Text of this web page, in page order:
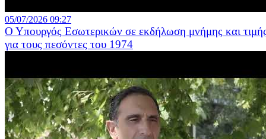
05/07/2026 09:27
Ο Υπουργός Εσωτερικών σε εκδήλωση μνήμης και
για τους πεσόντες του 1974